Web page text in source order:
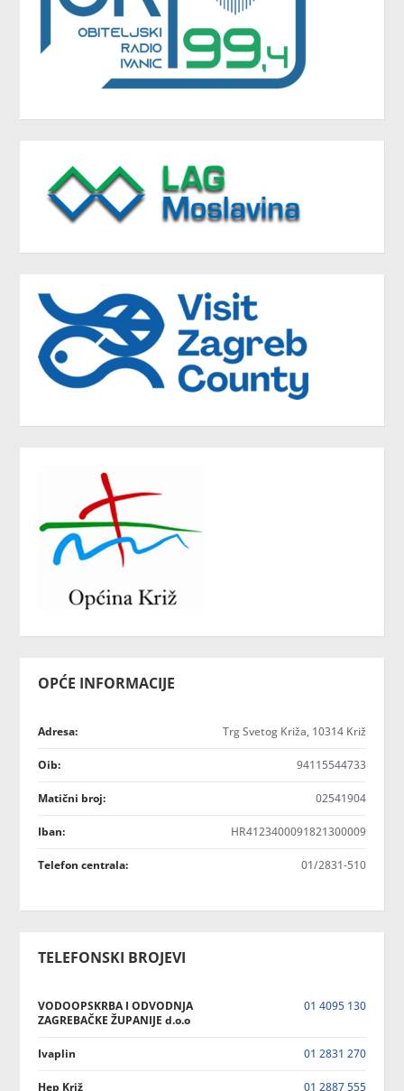
OPĆE INFORMACIJE
Adresa: Trg Svetog Križa, 10314 Križ
Oib: 94115544733
Matični broj: 02541904
Iban: HR4123400091821300009
Telefon centrala: 01/2831-510
TELEFONSKI BROJEVI
VODOOPSKRBA I ODVODNJA
ZAGREBAČKE ŽUPANIJE d.o.o
01 4095 130
Ivaplin 01 2831 270
Hep Križ 01 2887 555